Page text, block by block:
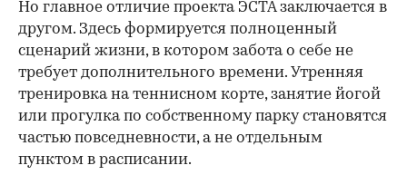
Но главное отличие проекта ЭСТА заключается в
другом. Здесь формируется полноценный
сценарий жизни, в котором забота о себе не
требует дополнительного времени. Утренняя
тренировка на теннисном корте, занятие йогой
или прогулка по собственному парку становятся
частью повседневности, а не отдельным
пунктом в расписании.